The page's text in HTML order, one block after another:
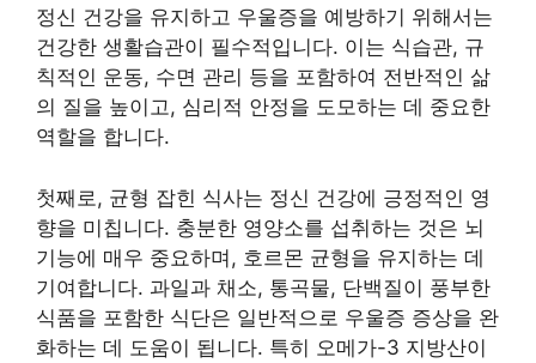
정신 건강을 유지하고 우울증을 예방하기 위해서는
건강한 생활습관이 필수적입니다. 이는 식습관, 규
칙적인 운동, 수면 관리 등을 포함하여 전반적인 삶
의 질을 높이고, 심리적 안정을 도모하는 데 중요한
역할을 합니다.
첫째로, 균형 잡힌 식사는 정신 건강에 긍정적인 영
향을 미칩니다. 충분한 영양소를 섭취하는 것은 뇌
기능에 매우 중요하며, 호르몬 균형을 유지하는 데
기여합니다. 과일과 채소, 통곡물, 단백질이 풍부한
식품을 포함한 식단은 일반적으로 우울증 증상을 완
화하는 데 도움이 됩니다. 특히 오메가-3 지방산이